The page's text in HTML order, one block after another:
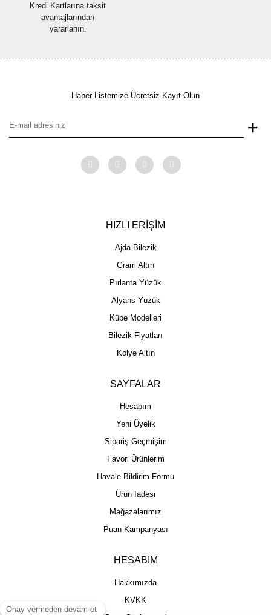
Kredi Kartlarına taksit
avantajlarından
yararlanın.
Haber Listemize Ücretsiz Kayıt Olun
+
HIZLI ERİŞİM
Ajda Bilezik
Gram Altın
Pırlanta Yüzük
Alyans Yüzük
Küpe Modelleri
Bilezik Fiyatları
Kolye Altın
SAYFALAR
Hesabım
Yeni Üyelik
Sipariş Geçmişim
Favori Ürünlerim
Havale Bildirim Formu
Ürün İadesi
Mağazalarımız
Puan Kampanyası
HESABIM
Hakkımızda
KVKK